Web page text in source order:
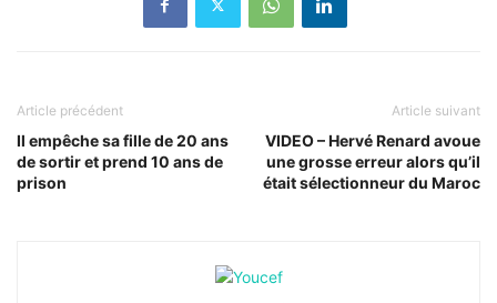
Article précédent
Il empêche sa fille de 20 ans
de sortir et prend 10 ans de
prison
Article suivant
VIDEO – Hervé Renard avoue
une grosse erreur alors qu’il
était sélectionneur du Maroc